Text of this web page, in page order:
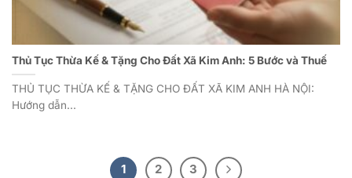
Thủ Tục Thừa Kế & Tặng Cho Đất Xã Kim Anh: 5 Bước và Thuế
THỦ TỤC THỪA KẾ & TẶNG CHO ĐẤT XÃ KIM ANH HÀ NỘI:
Hướng dẫn...
1 2 3